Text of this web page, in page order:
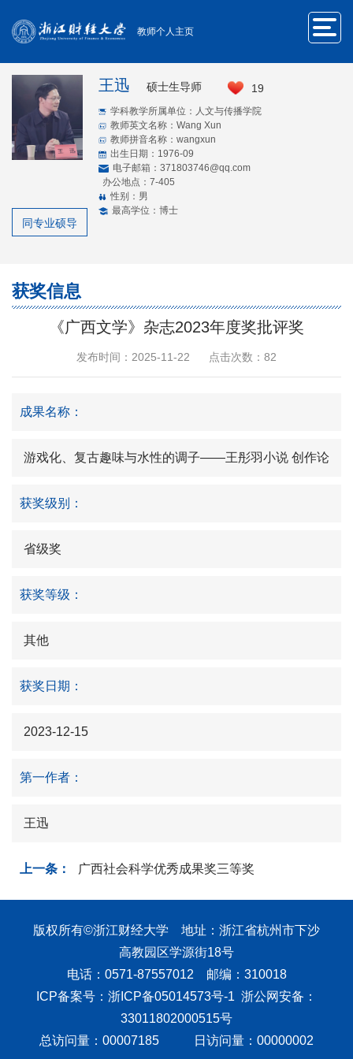
教师个人主页
王迅 硕士生导师 19
学科教学所属单位：人文与传播学院
教师英文名称：Wang Xun
教师拼音名称：wangxun
出生日期：1976-09
电子邮箱： 371803746@qq.com
办公地点：7-405
性别：男
最高学位：博士
同专业硕导
获奖信息
《广西文学》杂志2023年度奖批评奖
发布时间：2025-11-22 点击次数： 82
成果名称：
游戏化、复古趣味与水性的调子——王彤羽小说 创作论
获奖级别：
省级奖
获奖等级：
其他
获奖日期：
2023-12-15
第一作者：
王迅
上一条： 广西社会科学优秀成果奖三等奖
版权所有©浙江财经大学 地址：浙江省杭州市下沙
高教园区学源街18号
电话：0571-87557012 邮编：310018
ICP备案号：浙ICP备05014573号-1 浙公网安备：
33011802000515号
总访问量： 00007185 日访问量： 00000002